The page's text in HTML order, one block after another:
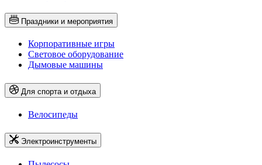
Праздники и мероприятия
Корпоративные игры
Световое оборудование
Дымовые машины
Для спорта и отдыха
Велосипеды
Электроинструменты